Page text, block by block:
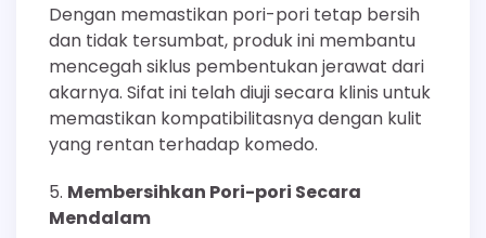
Dengan memastikan pori-pori tetap bersih
dan tidak tersumbat, produk ini membantu
mencegah siklus pembentukan jerawat dari
akarnya. Sifat ini telah diuji secara klinis untuk
memastikan kompatibilitasnya dengan kulit
yang rentan terhadap komedo.
Membersihkan Pori-pori Secara
Mendalam